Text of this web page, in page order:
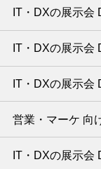
IT・DXの展示会
IT・DXの展示会
IT・DXの展示会
営業・マーケ 向
IT・DXの展示会